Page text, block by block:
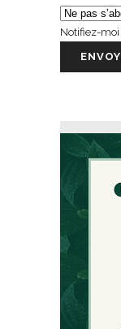
Notifiez-